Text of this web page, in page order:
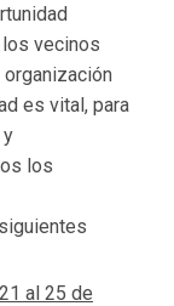
vecinos
es vital, para
y
los
al 25 de